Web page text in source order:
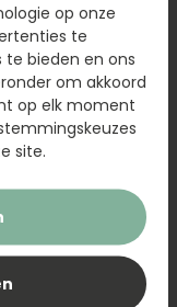
Sanseveria
op onze
te
te bieden en ons
om akkoord
op elk moment
site.